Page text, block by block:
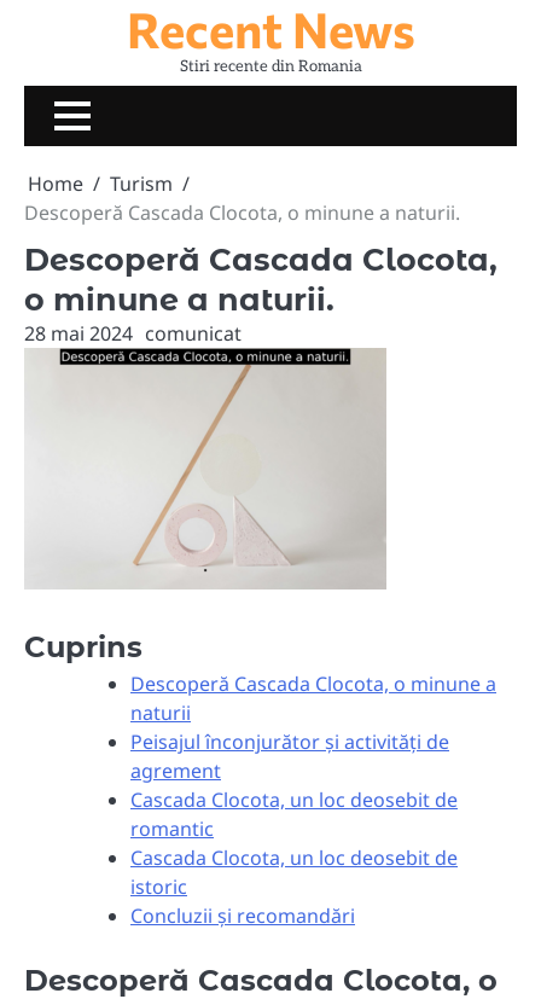
Recent News
Stiri recente din Romania
Home
Turism
Descoperă Cascada Clocota, o minune a naturii.
Descoperă Cascada Clocota,
o minune a naturii.
28 mai 2024 comunicat
Cuprins
Descoperă Cascada Clocota, o minune a
naturii
Peisajul înconjurător și activități de
agrement
Cascada Clocota, un loc deosebit de
romantic
Cascada Clocota, un loc deosebit de
istoric
Concluzii și recomandări
Descoperă Cascada Clocota, o